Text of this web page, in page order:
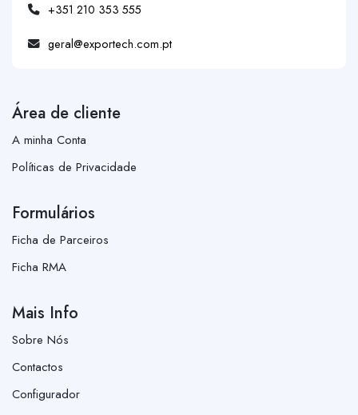
+351 210 353 555
geral@exportech.com.pt
Área de cliente
A minha Conta
Políticas de Privacidade
Formulários
Ficha de Parceiros
Ficha RMA
Mais Info
Sobre Nós
Contactos
Configurador